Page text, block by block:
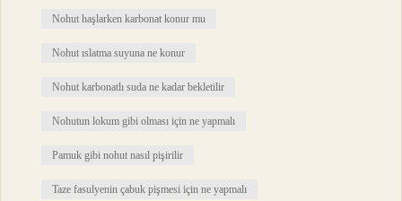
Nohut haşlarken karbonat konur mu
Nohut ıslatma suyuna ne konur
Nohut karbonatlı suda ne kadar bekletilir
Nohutun lokum gibi olması için ne yapmalı
Pamuk gibi nohut nasıl pişirilir
Taze fasulyenin çabuk pişmesi için ne yapmalı